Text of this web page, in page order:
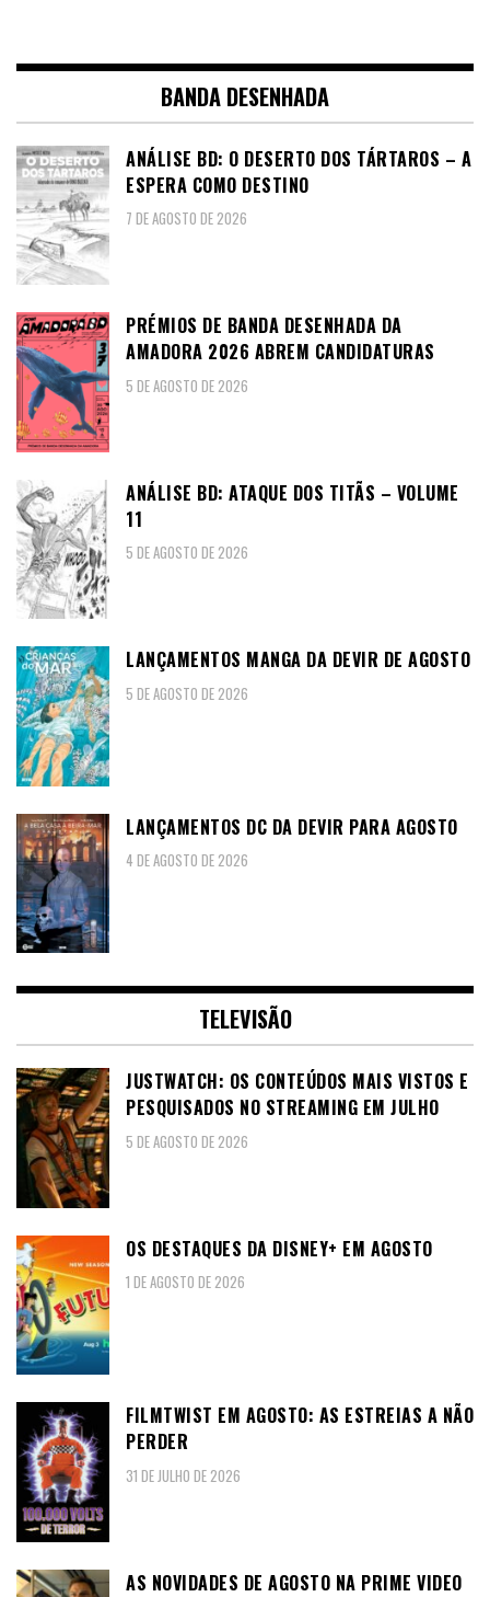
BANDA DESENHADA
ANÁLISE BD: O DESERTO DOS TÁRTAROS – A
ESPERA COMO DESTINO
7 DE AGOSTO DE 2026
PRÉMIOS DE BANDA DESENHADA DA
AMADORA 2026 ABREM CANDIDATURAS
5 DE AGOSTO DE 2026
ANÁLISE BD: ATAQUE DOS TITÃS – VOLUME
11
5 DE AGOSTO DE 2026
LANÇAMENTOS MANGA DA DEVIR DE AGOSTO
5 DE AGOSTO DE 2026
LANÇAMENTOS DC DA DEVIR PARA AGOSTO
4 DE AGOSTO DE 2026
TELEVISÃO
JUSTWATCH: OS CONTEÚDOS MAIS VISTOS E
PESQUISADOS NO STREAMING EM JULHO
5 DE AGOSTO DE 2026
OS DESTAQUES DA DISNEY+ EM AGOSTO
1 DE AGOSTO DE 2026
FILMTWIST EM AGOSTO: AS ESTREIAS A NÃO
PERDER
31 DE JULHO DE 2026
AS NOVIDADES DE AGOSTO NA PRIME VIDEO